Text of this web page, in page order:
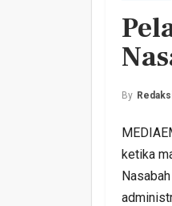
By Redaksi
ketika